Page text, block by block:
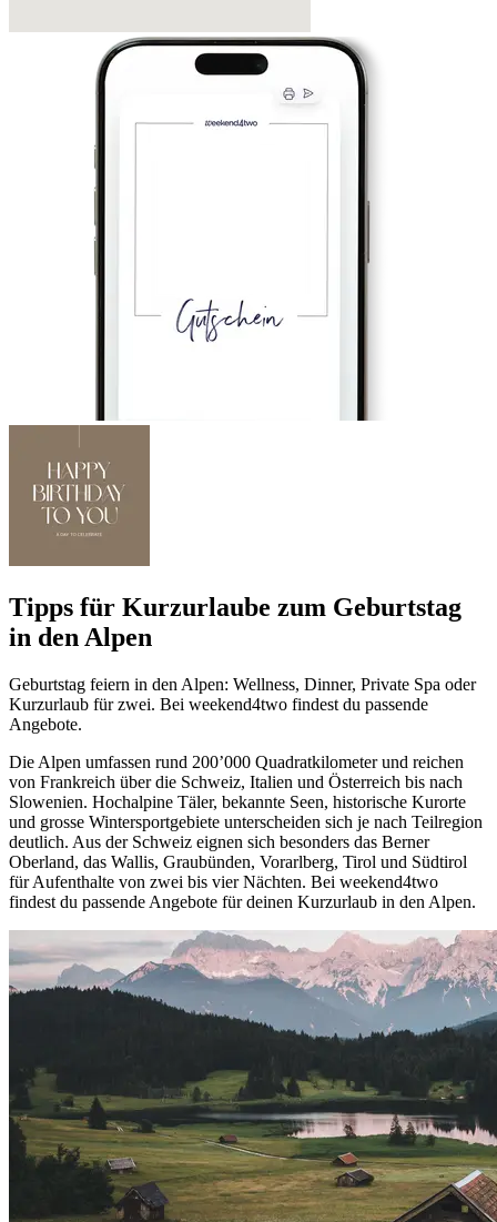
Tipps für Kurzurlaube zum Geburtstag
in den Alpen
Geburtstag feiern in den Alpen: Wellness, Dinner, Private Spa oder
Kurzurlaub für zwei. Bei weekend4two findest du passende
Angebote.
Die Alpen umfassen rund 200’000 Quadratkilometer und reichen
von Frankreich über die Schweiz, Italien und Österreich bis nach
Slowenien. Hochalpine Täler, bekannte Seen, historische Kurorte
und grosse Wintersportgebiete unterscheiden sich je nach Teilregion
deutlich. Aus der Schweiz eignen sich besonders das Berner
Oberland, das Wallis, Graubünden, Vorarlberg, Tirol und Südtirol
für Aufenthalte von zwei bis vier Nächten. Bei weekend4two
findest du passende Angebote für deinen Kurzurlaub in den Alpen.